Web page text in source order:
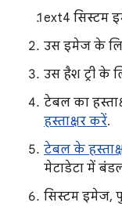
ext4 सिस्टम
उस इमेज के
उस हैश ट्री के
टेबल का
हस्ताक्षर करें.
टेबल के
मेटाडेटा में
सिस्टम इमेज,